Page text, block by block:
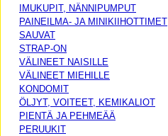
IMUKUPIT, NÄNNIPUMPUT
PAINEILMA- JA MINIKIIHOTTIMET
SAUVAT
STRAP-ON
VÄLINEET NAISILLE
VÄLINEET MIEHILLE
KONDOMIT
ÖLJYT, VOITEET, KEMIKALIOT
PIENTÄ JA PEHMEÄÄ
PERUUKIT